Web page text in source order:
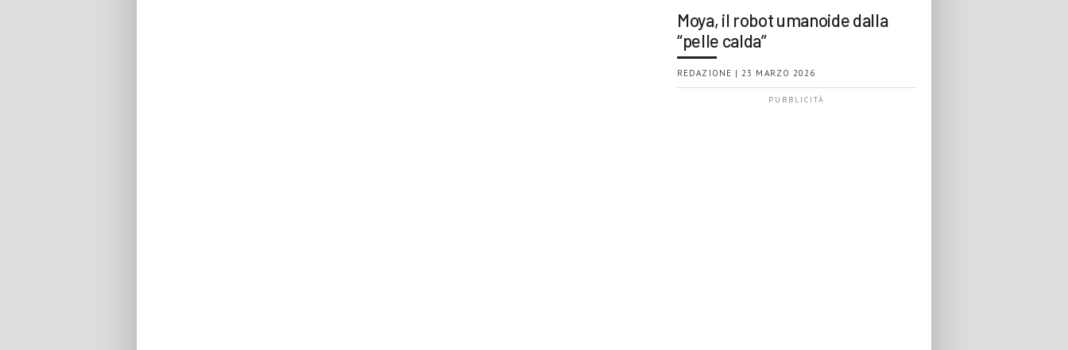
Moya, il robot umanoide dalla
“pelle calda”
REDAZIONE | 23 MARZO 2026